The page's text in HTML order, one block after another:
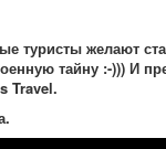
туристы желают
тайну :-))) И
Travel.